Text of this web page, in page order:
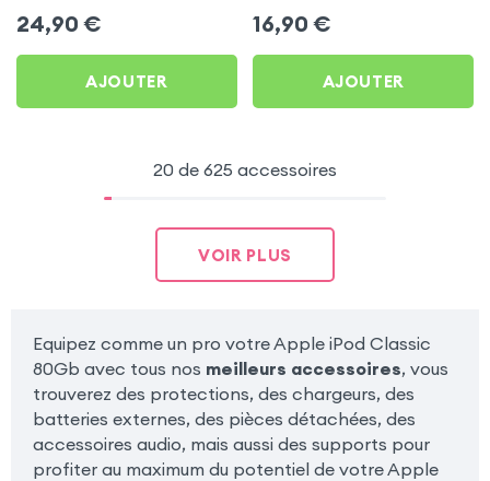
Noir pour Apple iPod
Classic 80Gb
24,90 €
AJOUTER
pour Apple iPod Classic
80Gb
16,90 €
AJOUTER
20 de 625 accessoires
VOIR PLUS
Equipez comme un pro votre Apple iPod Classic
80Gb avec tous nos meilleurs accessoires, vous
trouverez des protections, des chargeurs, des
batteries externes, des pièces détachées, des
accessoires audio, mais aussi des supports pour
profiter au maximum du potentiel de votre Apple